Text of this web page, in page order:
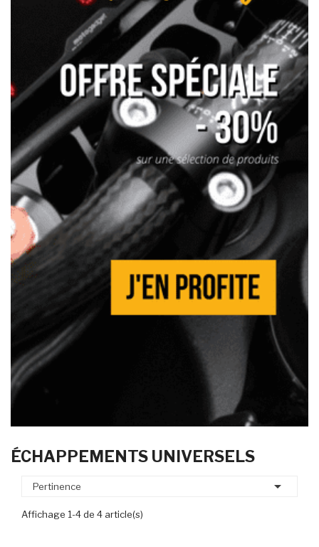
ÉCHAPPEMENTS UNIVERSELS
Pertinence 
Affichage 1-4 de 4 article(s)